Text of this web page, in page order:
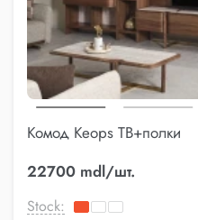
Комод Keops ТВ+полки
22700 mdl/шт.
Stock: